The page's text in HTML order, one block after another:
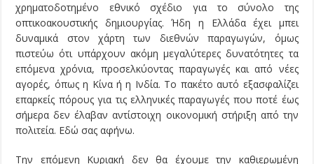
χρηματοδοτημένο εθνικό σχέδιο για το σύνολο της
οπτικοακουστικής δημιουργίας. Ήδη η Ελλάδα έχει μπει
δυναμικά στον χάρτη των διεθνών παραγωγών, όμως
πιστεύω ότι υπάρχουν ακόμη μεγαλύτερες δυνατότητες τα
επόμενα χρόνια, προσελκύοντας παραγωγές και από νέες
αγορές, όπως η Κίνα ή η Ινδία. Το πακέτο αυτό εξασφαλίζει
επαρκείς πόρους για τις ελληνικές παραγωγές που ποτέ έως
σήμερα δεν έλαβαν αντίστοιχη οικονομική στήριξη από την
πολιτεία. Εδώ σας αφήνω.
Την επόμενη Κυριακή δεν θα έχουμε την καθιερωμένη